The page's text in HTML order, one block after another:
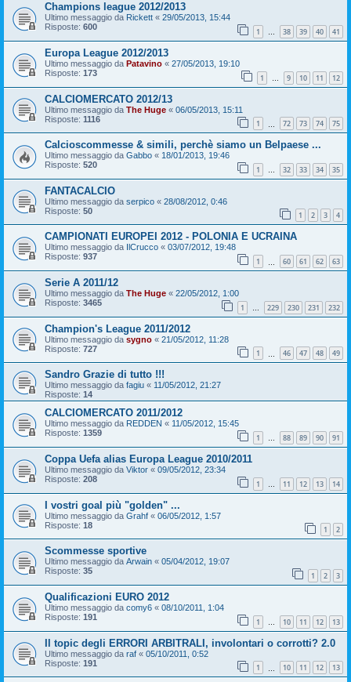
Champions league 2012/2013
Ultimo messaggio da Rickett « 29/05/2013, 15:44
Risposte: 600 1 … 38 39 40 41
Europa League 2012/2013
Ultimo messaggio da Patavino « 27/05/2013, 19:10
Risposte: 173 1 9 10 11 12
CALCIOMERCATO 2012/13
Ultimo messaggio da The Huge « 06/05/2013, 15:11
Risposte: 1116 1 72 73 74 75
Calcioscommesse & simili, perchè siamo un Belpaese ...
Ultimo messaggio da Gabbo « 18/01/2013, 19:46
Risposte: 520 1 … 32 33 34 35
FANTACALCIO
Ultimo messaggio da serpico « 28/08/2012, 0:46
Risposte: 50 1 2 3 4
CAMPIONATI EUROPEI 2012 - POLONIA E UCRAINA
Ultimo messaggio da IlCrucco « 03/07/2012, 19:48
Risposte: 937 1 60 61 62 63
Serie A 2011/12
Ultimo messaggio da The Huge « 22/05/2012, 1:00
Risposte: 3465 1 … 229 230 231 232
Champion's League 2011/2012
Ultimo messaggio da sygno « 21/05/2012, 11:28
Risposte: 727 1 46 47 48 49
Sandro Grazie di tutto !!!
Ultimo messaggio da fagiu « 11/05/2012, 21:27
Risposte: 14
CALCIOMERCATO 2011/2012
Ultimo messaggio da REDDEN « 11/05/2012, 15:45
Risposte: 1359 1 … 88 89 90 91
Coppa Uefa alias Europa League 2010/2011
Ultimo messaggio da Viktor « 09/05/2012, 23:34
Risposte: 208 1 … 11 12 13 14
I vostri goal più "golden" ...
Ultimo messaggio da Grahf « 06/05/2012, 1:57
Risposte: 18 1 2
Scommesse sportive
Ultimo messaggio da Arwain « 05/04/2012, 19:07
Risposte: 35 1 2 3
Qualificazioni EURO 2012
Ultimo messaggio da comy6 « 08/10/2011, 1:04
Risposte: 191 1 … 10 11 12 13
Il topic degli ERRORI ARBITRALI, involontari o corrotti? 2.0
Ultimo messaggio da raf « 05/10/2011, 0:52
Risposte: 191 1 10 11 12 13